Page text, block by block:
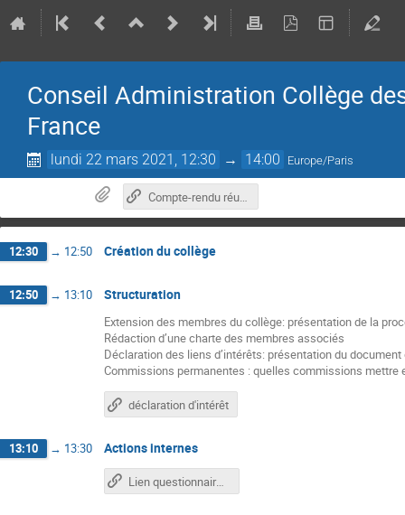
Conseil Administration Collège
France
lundi 22 mars 2021, 12:30 → 14:00 Europe/Paris
Compte-rendu réunion du 24/02/2021
12:30 → 12:50 Création du collège
12:50 → 13:10 Structuration
Extension des membres du collège: présentation de la
Rédaction d’une charte des membres associés
Déclaration des liens d’intérêts: présentation du
Commissions permanentes : quelles commissions mettre
déclaration d'intérêt
13:10 → 13:30 Actions internes
Lien questionnaire jeunes